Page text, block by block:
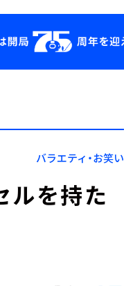
YouTube
会社情報
バラエティ・お笑い
ルを持た